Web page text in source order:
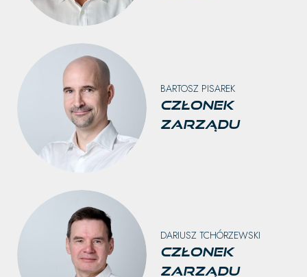
BARTOSZ PISAREK
Członek
Zarządu
DARIUSZ TCHÓRZEWSKI
Członek
Zarządu